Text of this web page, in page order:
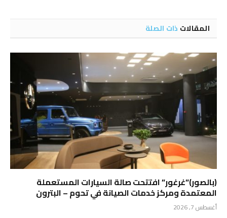
المقالات ذات الصلة
(بالصور)”غرغور” افتتحت صالة السيارات المستعملة
المعتمدة ومركز خدمات الصيانة في تحوم – البترون
أغسطس 7, 2026